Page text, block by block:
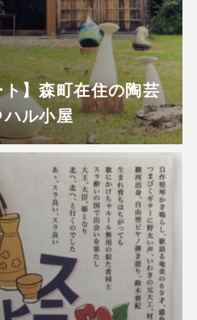
】森町在住の陶芸
ル小屋